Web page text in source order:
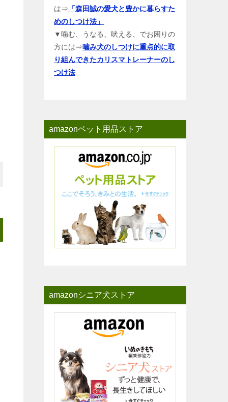
は⇒ 「森田誠の愛犬と豊かに暮らすた
めのしつけ法」
▼噛む、うなる、吠える、でお困りの
方には⇒噛み犬のしつけに重点的に取
り組んできたカリスマトレーナーのし
つけ法
amazonペット用品ストア
amazonシニア犬ストア